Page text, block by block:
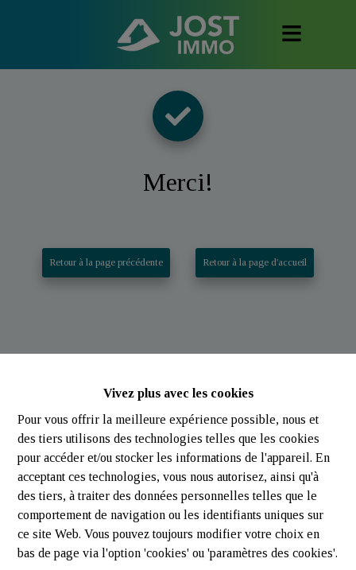
Vivez plus avec les cookies
Pour vous offrir la meilleure expérience possible, nous et
des tiers utilisons des technologies telles que les cookies
pour accéder et/ou stocker les informations de l'appareil. En
acceptant ces technologies, vous nous autorisez, ainsi qu'à
des tiers, à traiter des données personnelles telles que le
comportement de navigation ou les identifiants uniques sur
ce site Web. Vous pouvez toujours modifier votre choix en
bas de page via l'option 'cookies' ou 'paramètres des cookies'.
Merci!
Retour à la page précédente Retour à la page d'accueil